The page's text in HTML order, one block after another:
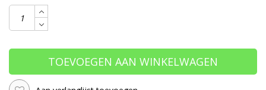
TOEVOEGEN AAN WINKELWAGEN